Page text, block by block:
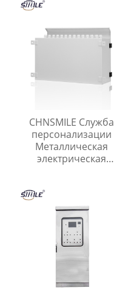
CHNSMILE Служба
персонализации
Металлическая
электрическая